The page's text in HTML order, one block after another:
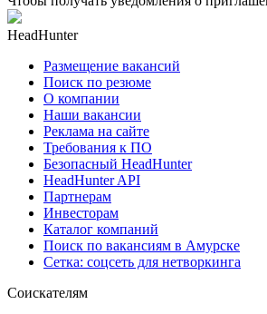
HeadHunter
Размещение вакансий
Поиск по резюме
О компании
Наши вакансии
Реклама на сайте
Требования к ПО
Безопасный HeadHunter
HeadHunter API
Партнерам
Инвесторам
Каталог компаний
Поиск по вакансиям в Амурске
Сетка: соцсеть для нетворкинга
Соискателям